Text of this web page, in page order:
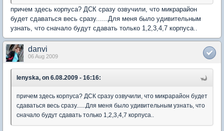
причем здесь корпуса? ДСК сразу озвучили, что микрарайон
будет сдаваться весь сразу......Для меня было удивительным
узнать, что сначало будут сдавать только 1,2,3,4,7 корпуса..
danvi
06 Aug 2009
lenyska, on 6.08.2009 - 16:16:
причем здесь корпуса? ДСК сразу озвучили, что микрарайон будет
сдаваться весь сразу......Для меня было удивительным узнать, что
сначало будут сдавать только 1,2,3,4,7 корпуса..